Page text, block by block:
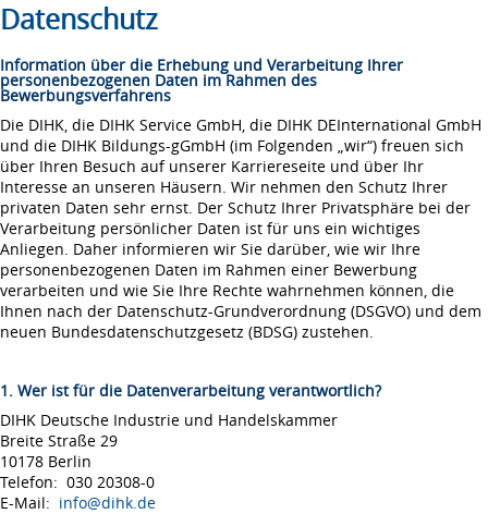
Datenschutz
Information über die Erhebung und Verarbeitung Ihrer
personenbezogenen Daten im Rahmen des
Bewerbungsverfahrens
Die DIHK, die DIHK Service GmbH, die DIHK DEInternational GmbH
und die DIHK Bildungs-gGmbH (im Folgenden „wir“) freuen sich
über Ihren Besuch auf unserer Karriereseite und über Ihr
Interesse an unseren Häusern. Wir nehmen den Schutz Ihrer
privaten Daten sehr ernst. Der Schutz Ihrer Privatsphäre bei der
Verarbeitung persönlicher Daten ist für uns ein wichtiges
Anliegen. Daher informieren wir Sie darüber, wie wir Ihre
personenbezogenen Daten im Rahmen einer Bewerbung
verarbeiten und wie Sie Ihre Rechte wahrnehmen können, die
Ihnen nach der Datenschutz-Grundverordnung (DSGVO) und dem
neuen Bundesdatenschutzgesetz (BDSG) zustehen.
1. Wer ist für die Datenverarbeitung verantwortlich?
DIHK Deutsche Industrie und Handelskammer
Breite Straße 29
10178 Berlin
Telefon: 030 20308-0
E-Mail: info@dihk.de